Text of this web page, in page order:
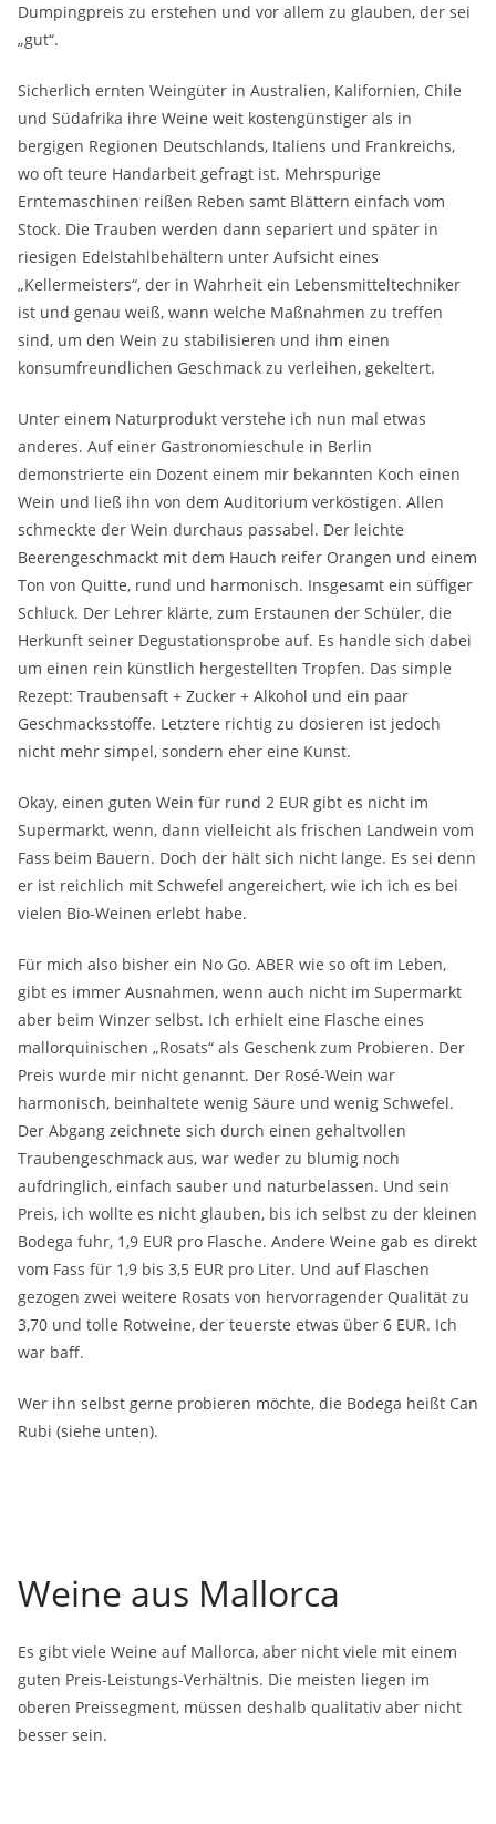
Dumpingpreis zu erstehen und vor allem zu glauben, der sei
„gut“.
Sicherlich ernten Weingüter in Australien, Kalifornien, Chile
und Südafrika ihre Weine weit kostengünstiger als in
bergigen Regionen Deutschlands, Italiens und Frankreichs,
wo oft teure Handarbeit gefragt ist. Mehrspurige
Erntemaschinen reißen Reben samt Blättern einfach vom
Stock. Die Trauben werden dann separiert und später in
riesigen Edelstahlbehältern unter Aufsicht eines
„Kellermeisters“, der in Wahrheit ein Lebensmitteltechniker
ist und genau weiß, wann welche Maßnahmen zu treffen
sind, um den Wein zu stabilisieren und ihm einen
konsumfreundlichen Geschmack zu verleihen, gekeltert.
Unter einem Naturprodukt verstehe ich nun mal etwas
anderes. Auf einer Gastronomieschule in Berlin
demonstrierte ein Dozent einem mir bekannten Koch einen
Wein und ließ ihn von dem Auditorium verköstigen. Allen
schmeckte der Wein durchaus passabel. Der leichte
Beerengeschmackt mit dem Hauch reifer Orangen und einem
Ton von Quitte, rund und harmonisch. Insgesamt ein süffiger
Schluck. Der Lehrer klärte, zum Erstaunen der Schüler, die
Herkunft seiner Degustationsprobe auf. Es handle sich dabei
um einen rein künstlich hergestellten Tropfen. Das simple
Rezept: Traubensaft + Zucker + Alkohol und ein paar
Geschmacksstoffe. Letztere richtig zu dosieren ist jedoch
nicht mehr simpel, sondern eher eine Kunst.
Okay, einen guten Wein für rund 2 EUR gibt es nicht im
Supermarkt, wenn, dann vielleicht als frischen Landwein vom
Fass beim Bauern. Doch der hält sich nicht lange. Es sei denn
er ist reichlich mit Schwefel angereichert, wie ich ich es bei
vielen Bio-Weinen erlebt habe.
Für mich also bisher ein No Go. ABER wie so oft im Leben,
gibt es immer Ausnahmen, wenn auch nicht im Supermarkt
aber beim Winzer selbst. Ich erhielt eine Flasche eines
mallorquinischen „Rosats“ als Geschenk zum Probieren. Der
Preis wurde mir nicht genannt. Der Rosé-Wein war
harmonisch, beinhaltete wenig Säure und wenig Schwefel.
Der Abgang zeichnete sich durch einen gehaltvollen
Traubengeschmack aus, war weder zu blumig noch
aufdringlich, einfach sauber und naturbelassen. Und sein
Preis, ich wollte es nicht glauben, bis ich selbst zu der kleinen
Bodega fuhr, 1,9 EUR pro Flasche. Andere Weine gab es direkt
vom Fass für 1,9 bis 3,5 EUR pro Liter. Und auf Flaschen
gezogen zwei weitere Rosats von hervorragender Qualität zu
3,70 und tolle Rotweine, der teuerste etwas über 6 EUR. Ich
war baff.
Wer ihn selbst gerne probieren möchte, die Bodega heißt Can
Rubi (siehe unten).
Weine aus Mallorca
Es gibt viele Weine auf Mallorca, aber nicht viele mit einem
guten Preis-Leistungs-Verhältnis. Die meisten liegen im
oberen Preissegment, müssen deshalb qualitativ aber nicht
besser sein.